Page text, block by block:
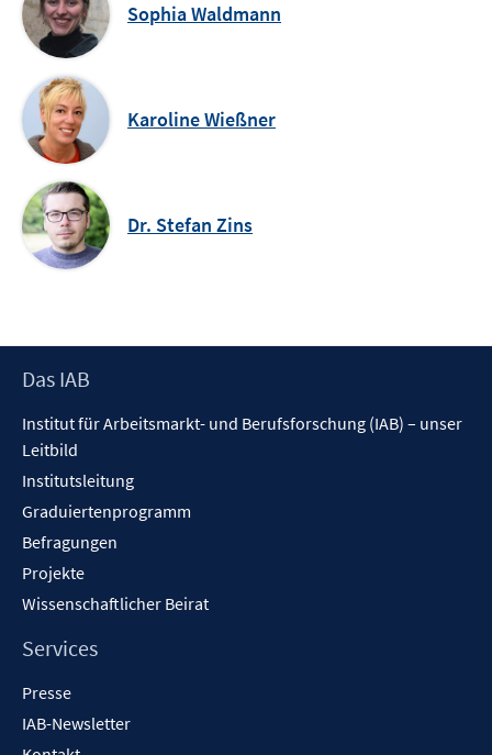
Sophia Waldmann
Karoline Wießner
Dr. Stefan Zins
Footer
Das IAB
Institut für Arbeitsmarkt- und Berufsforschung (IAB) – unser
Leitbild
Institutsleitung
Graduiertenprogramm
Befragungen
Projekte
Wissenschaftlicher Beirat
Services
Presse
IAB-Newsletter